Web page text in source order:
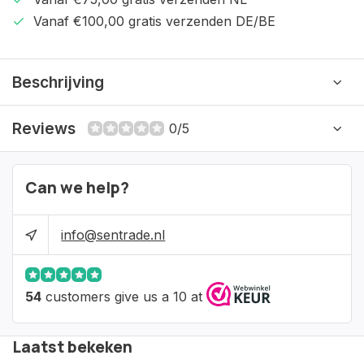
Vanaf €100,00 gratis verzenden DE/BE
Beschrijving
Reviews 0/5
Can we help?
info@sentrade.nl
54 customers give us a 10 at
Laatst bekeken